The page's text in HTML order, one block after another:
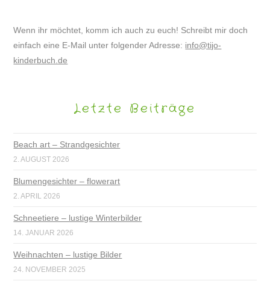
Wenn ihr möchtet, komm ich auch zu euch! Schreibt mir doch
einfach eine E-Mail unter folgender Adresse: info@tijo-
kinderbuch.de
Letzte Beiträge
Beach art – Strandgesichter
2. AUGUST 2026
Blumengesichter – flowerart
2. APRIL 2026
Schneetiere – lustige Winterbilder
14. JANUAR 2026
Weihnachten – lustige Bilder
24. NOVEMBER 2025